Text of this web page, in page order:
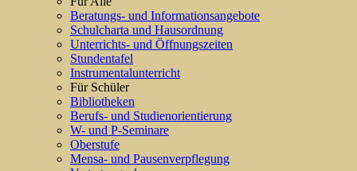
Beratungs- und Informationsangebote
Schulcharta und Hausordnung
Unterrichts- und Öffnungszeiten
Stundentafel
Instrumentalunterricht
Für Schüler
Bibliotheken
Berufs- und Studienorientierung
W- und P-Seminare
Oberstufe
Mensa- und Pausenverpflegung